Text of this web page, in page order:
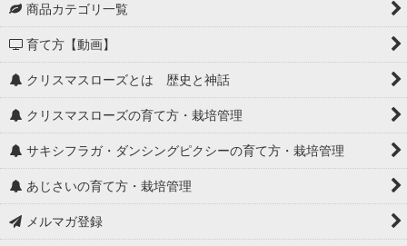
商品カテゴリ一覧
育て方【動画】
クリスマスローズとは 歴史と神話
クリスマスローズの育て方・栽培管理
サキシフラガ・ダンシングピクシーの育て方・栽培管理
あじさいの育て方・栽培管理
メルマガ登録